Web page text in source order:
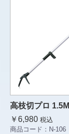
高枝切プロ 1.5M
￥6,980 税込
商品コード： N-106